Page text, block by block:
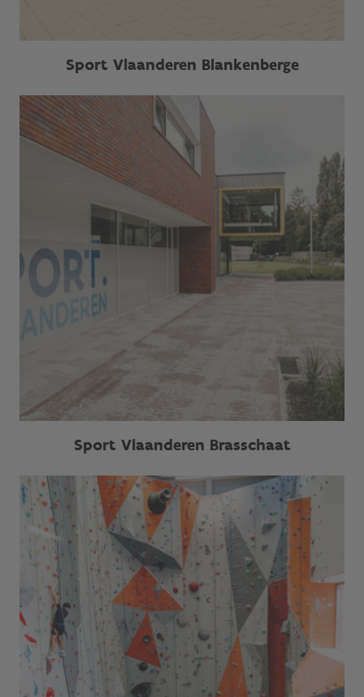
Sport Vlaanderen Blankenberge
Sport Vlaanderen Brasschaat